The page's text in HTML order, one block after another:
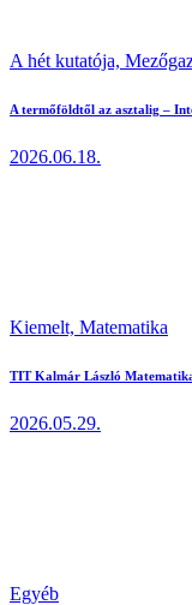
A hét kutatója,
A termőföldtől az asztalig –
2026.06.18.
Kiemelt, Matematika
TIT Kalmár László
2026.05.29.
Egyéb